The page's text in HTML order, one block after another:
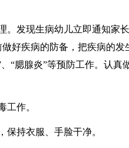
。发现生病幼儿立即通知家
好疾病的防备，把疾病的发
“腮腺炎”等预防工作。认真
工作。
持衣服、手脸干净。